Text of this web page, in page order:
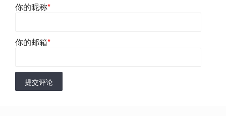
你的昵称*
你的邮箱*
提交评论